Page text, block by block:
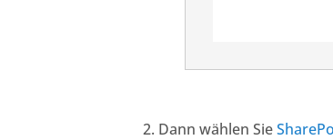
Dann wählen Sie